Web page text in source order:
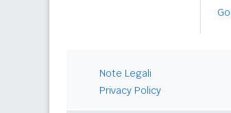
Note Legali
Privacy Policy